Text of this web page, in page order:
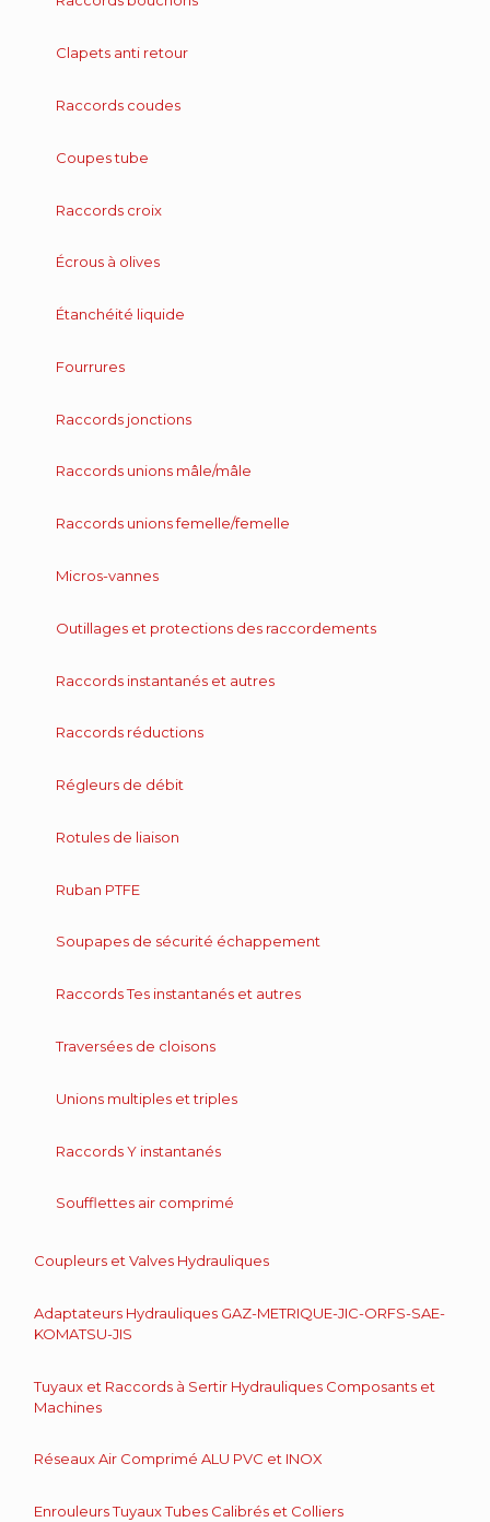
Clapets anti retour
Raccords coudes
Coupes tube
Raccords croix
Écrous à olives
Étanchéité liquide
Fourrures
Raccords jonctions
Raccords unions mâle/mâle
Raccords unions femelle/femelle
Micros-vannes
Outillages et protections des raccordements
Raccords instantanés et autres
Raccords réductions
Régleurs de débit
Rotules de liaison
Ruban PTFE
Soupapes de sécurité échappement
Raccords Tes instantanés et autres
Traversées de cloisons
Unions multiples et triples
Raccords Y instantanés
Soufflettes air comprimé
Coupleurs et Valves Hydrauliques
Adaptateurs Hydrauliques GAZ-METRIQUE-JIC-ORFS-SAE-
KOMATSU-JIS
Tuyaux et Raccords à Sertir Hydrauliques Composants et
Machines
Réseaux Air Comprimé ALU PVC et INOX
Enrouleurs Tuyaux Tubes Calibrés et Colliers